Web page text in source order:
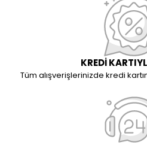
KREDİ
Tüm alışverişlerinizde kredi